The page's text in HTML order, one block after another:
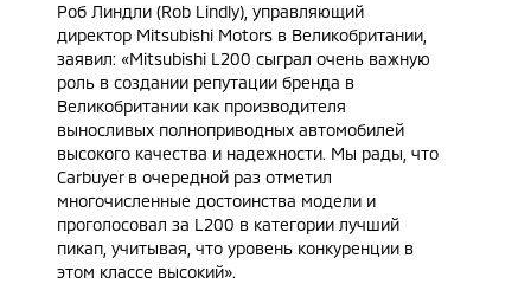
Роб Линдли (Rob Lindly), управляющий
директор Mitsubishi Motors в Великобритании,
заявил: «Mitsubishi L200 сыграл очень важную
роль в создании репутации бренда в
Великобритании как производителя
выносливых полноприводных автомобилей
высокого качества и надежности. Мы рады, что
Carbuyer в очередной раз отметил
многочисленные достоинства модели и
проголосовал за L200 в категории лучший
пикап, учитывая, что уровень конкуренции в
этом классе высокий».